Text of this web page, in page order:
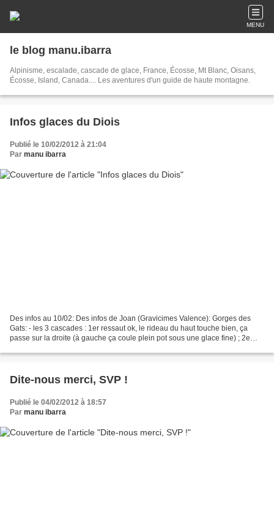
MENU
le blog manu.ibarra
Alpinisme, escalade, cascade de glace, France, Écosse, Mt Blanc, Oisans,
Écosse, Island, Canada.... Les aventures d'un guide de haute montagne.
Infos glaces du Diois
Publié le 10/02/2012 à 21:04
Par manu ibarra
Des infos au 10/02: Des infos de Joan (Gravicimes Valence): Gorges des
Gats: - les 3 cascades : 1er ressaut ok, le rideau du haut touche bien, ça
passe sur la droite (à gauche ça coule plein pot sous une glace fine) ; 2e
Dite-nous merci, SVP !
Publié le 04/02/2012 à 18:57
Par manu ibarra